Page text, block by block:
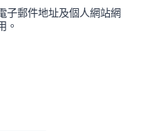
子郵件地址及個人網站網
。